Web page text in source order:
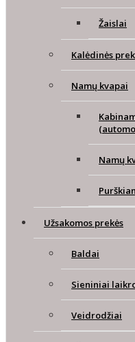
Žaislai
Kalėdinės
Namų kvapai
Namų
Užsakomos prekės
Baldai
Sieniniai
Veidrodžiai